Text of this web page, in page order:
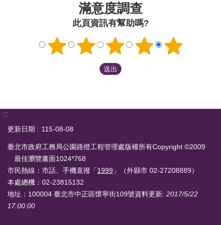
滿意度調查
此頁資訊有幫助嗎?
:::
更新日期 115-08-08
臺北市政府工務局公園路燈工程管理處版權所有Copyright ©2009
最佳瀏覽畫面1024*768
市民熱線：市話、手機直撥「1999 」（外縣市 02-27208889）
本處總機：02-23815132
地址：100004 臺北市中正區懷寧街109號資料更新: 2017/5/22
17:00:00